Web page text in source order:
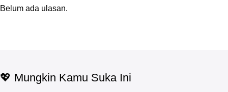
Belum ada ulasan.
💖 Mungkin Kamu Suka Ini